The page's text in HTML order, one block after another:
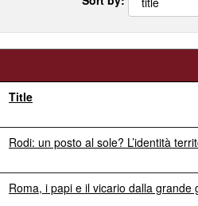
Title
Rodi: un posto al sole? L’identità
Roma, i papi e il vicario dalla grande